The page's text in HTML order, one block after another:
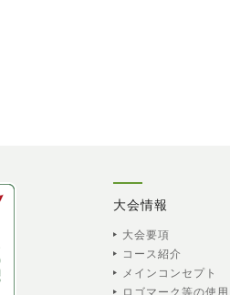
大会情報
大会要項
コース紹介
メインコンセプト